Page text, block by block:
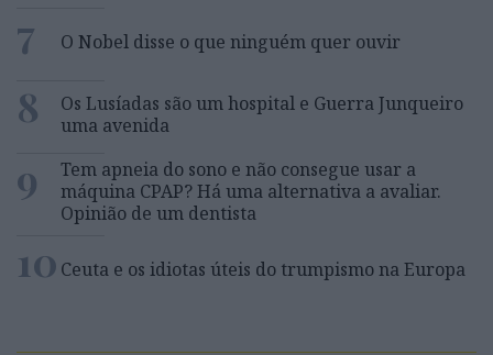
7 O Nobel disse o que ninguém quer ouvir
8
Os Lusíadas são um hospital e Guerra Junqueiro
uma avenida
9
Tem apneia do sono e não consegue usar a
máquina CPAP? Há uma alternativa a avaliar.
Opinião de um dentista
10 Ceuta e os idiotas úteis do trumpismo na Europa